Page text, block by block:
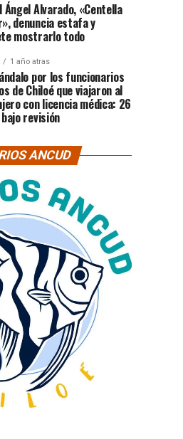
Ángel Alvarado, «Centella
denuncia estafa y
mostrarlo todo
1 año atras
por los funcionarios
de Chiloé que viajaron al
con licencia médica: 26
revisión
ANCUD